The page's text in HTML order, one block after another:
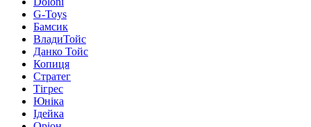
G-Toys
Бамсик
ВладиТойс
Данко Тойс
Копиця
Стратег
Тігрес
Юніка
Ідейка